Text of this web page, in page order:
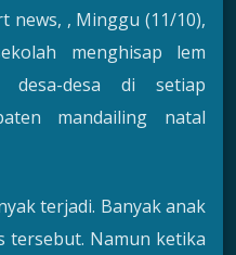
news, , Minggu (11/10),
menghisap lem
desa di setiap
mandailing natal
terjadi. Banyak anak
tersebut. Namun ketika